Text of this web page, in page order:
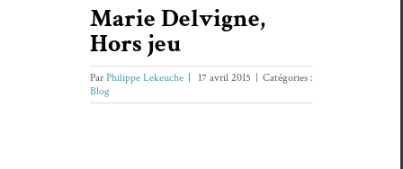
Marie Delvigne,
Hors jeu
ParPhilippe Lekeuche 17 avril 2015
Catégories :
Blog